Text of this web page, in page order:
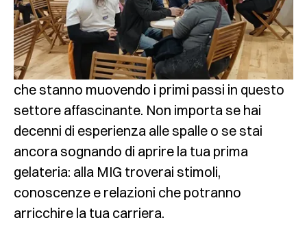
che stanno muovendo i primi passi in questo
settore affascinante. Non importa se hai
decenni di esperienza alle spalle o se stai
ancora sognando di aprire la tua prima
gelateria: alla MIG troverai stimoli,
conoscenze e relazioni che potranno
arricchire la tua carriera.